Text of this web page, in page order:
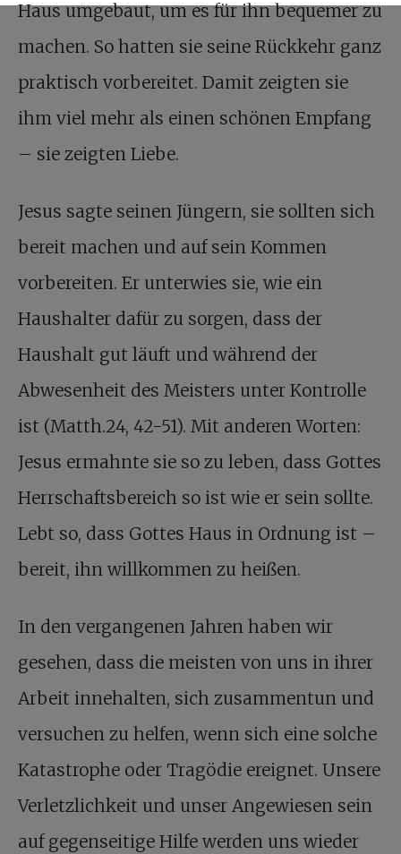
Haus umgebaut, um es für ihn bequemer zu
machen. So hatten sie seine Rückkehr ganz
praktisch vorbereitet. Damit zeigten sie
ihm viel mehr als einen schönen Empfang
– sie zeigten Liebe.
Jesus sagte seinen Jüngern, sie sollten sich
bereit machen und auf sein Kommen
vorbereiten. Er unterwies sie, wie ein
Haushalter dafür zu sorgen, dass der
Haushalt gut läuft und während der
Abwesenheit des Meisters unter Kontrolle
ist (Matth.24, 42-51). Mit anderen Worten:
Jesus ermahnte sie so zu leben, dass Gottes
Herrschaftsbereich so ist wie er sein sollte.
Lebt so, dass Gottes Haus in Ordnung ist –
bereit, ihn willkommen zu heißen.
In den vergangenen Jahren haben wir
gesehen, dass die meisten von uns in ihrer
Arbeit innehalten, sich zusammentun und
versuchen zu helfen, wenn sich eine solche
Katastrophe oder Tragödie ereignet. Unsere
Verletzlichkeit und unser Angewiesen sein
auf gegenseitige Hilfe werden uns wieder